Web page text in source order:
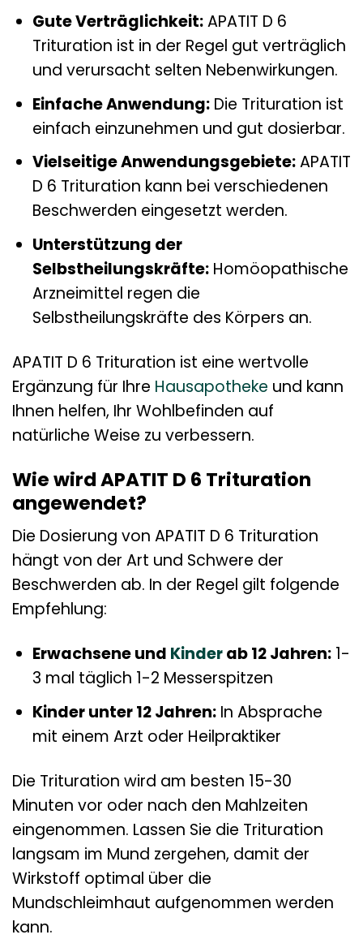
Gute Verträglichkeit:APATIT D 6
Trituration ist in der Regel gut verträglich
und verursacht selten Nebenwirkungen.
Einfache Anwendung:Die Trituration ist
einfach einzunehmen und gut dosierbar.
Vielseitige Anwendungsgebiete:APATIT
D 6 Trituration kann bei verschiedenen
Beschwerden eingesetzt werden.
Unterstützung der
Selbstheilungskräfte:Homöopathische
Arzneimittel regen die
Selbstheilungskräfte des Körpers an.
APATIT D 6 Trituration ist eine wertvolle
Ergänzung für Ihre Hausapotheke und kann
Ihnen helfen, Ihr Wohlbefinden auf
natürliche Weise zu verbessern.
Wie wird APATIT D 6 Trituration
angewendet?
Die Dosierung von APATIT D 6 Trituration
hängt von der Art und Schwere der
Beschwerden ab. In der Regel gilt folgende
Empfehlung:
Erwachsene und Kinderab 12 Jahren:1-
3 mal täglich 1-2 Messerspitzen
Kinder unter 12 Jahren:In Absprache
mit einem Arzt oder Heilpraktiker
Die Trituration wird am besten 15-30
Minuten vor oder nach den Mahlzeiten
eingenommen. Lassen Sie die Trituration
langsam im Mund zergehen, damit der
Wirkstoff optimal über die
Mundschleimhaut aufgenommen werden
kann.